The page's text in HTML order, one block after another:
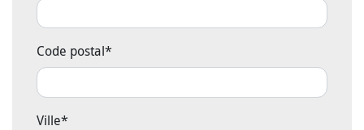
Code postal*
Ville*